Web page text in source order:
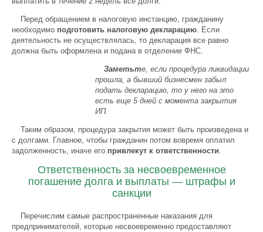
Перед обращением в налоговую инстанцию, гражданину
необходимо подготовить налоговую декларацию. Если
деятельность не осуществлялась, то декларация все равно
должна быть оформлена и подана в отделение ФНС.
Заметьте, если процедура ликвидации
прошла, а бывший бизнесмен забыл
подать декларацию, то у него на это
есть еще 5 дней с момента закрытия
ИП.
Таким образом, процедура закрытия может быть произведена и
с долгами. Главное, чтобы гражданин потом вовремя оплатил
задолженность, иначе его привлекут к ответственности.
Ответственность за несвоевременное
погашение долга и выплаты — штрафы и
санкции
Перечислим самые распространенные наказания для
предпринимателей, которые несвоевременно предоставляют